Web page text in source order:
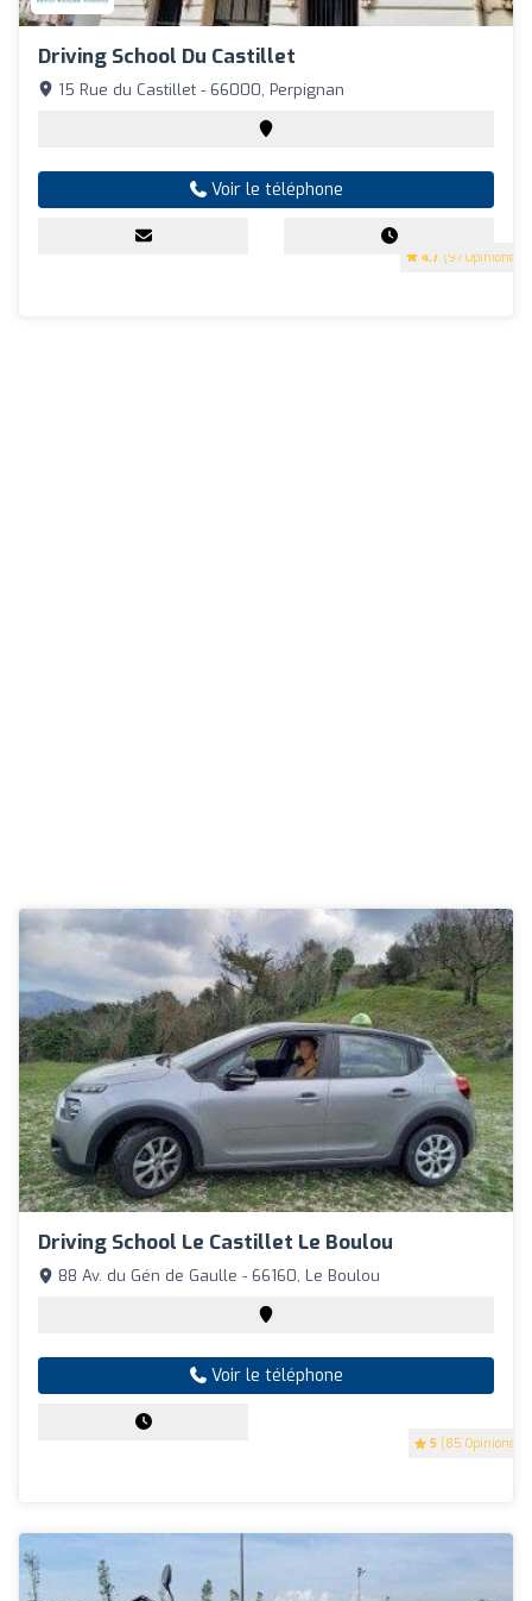
Driving School Du Castillet
4.7 (97 Opinions)
15 Rue du Castillet - 66000, Perpignan
Voir le téléphone
Driving School Le Castillet Le Boulou
5 (85 Opinions)
88 Av. du Gén de Gaulle - 66160, Le Boulou
Voir le téléphone